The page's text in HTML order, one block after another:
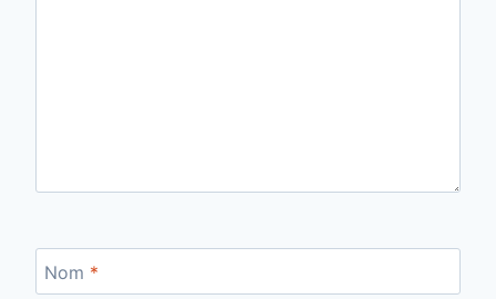
Nom *